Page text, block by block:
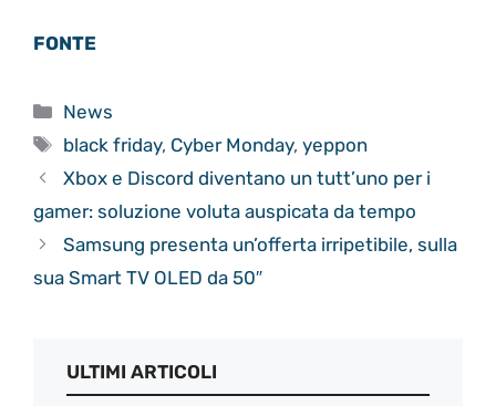
FONTE
Categorie
News
Tag
black friday, Cyber Monday,yeppon
Xbox e Discord diventano un tutt’uno per i
gamer: soluzione voluta auspicata da tempo
Samsung presenta un’offerta irripetibile, sulla
sua Smart TV OLED da 50″
ULTIMI ARTICOLI